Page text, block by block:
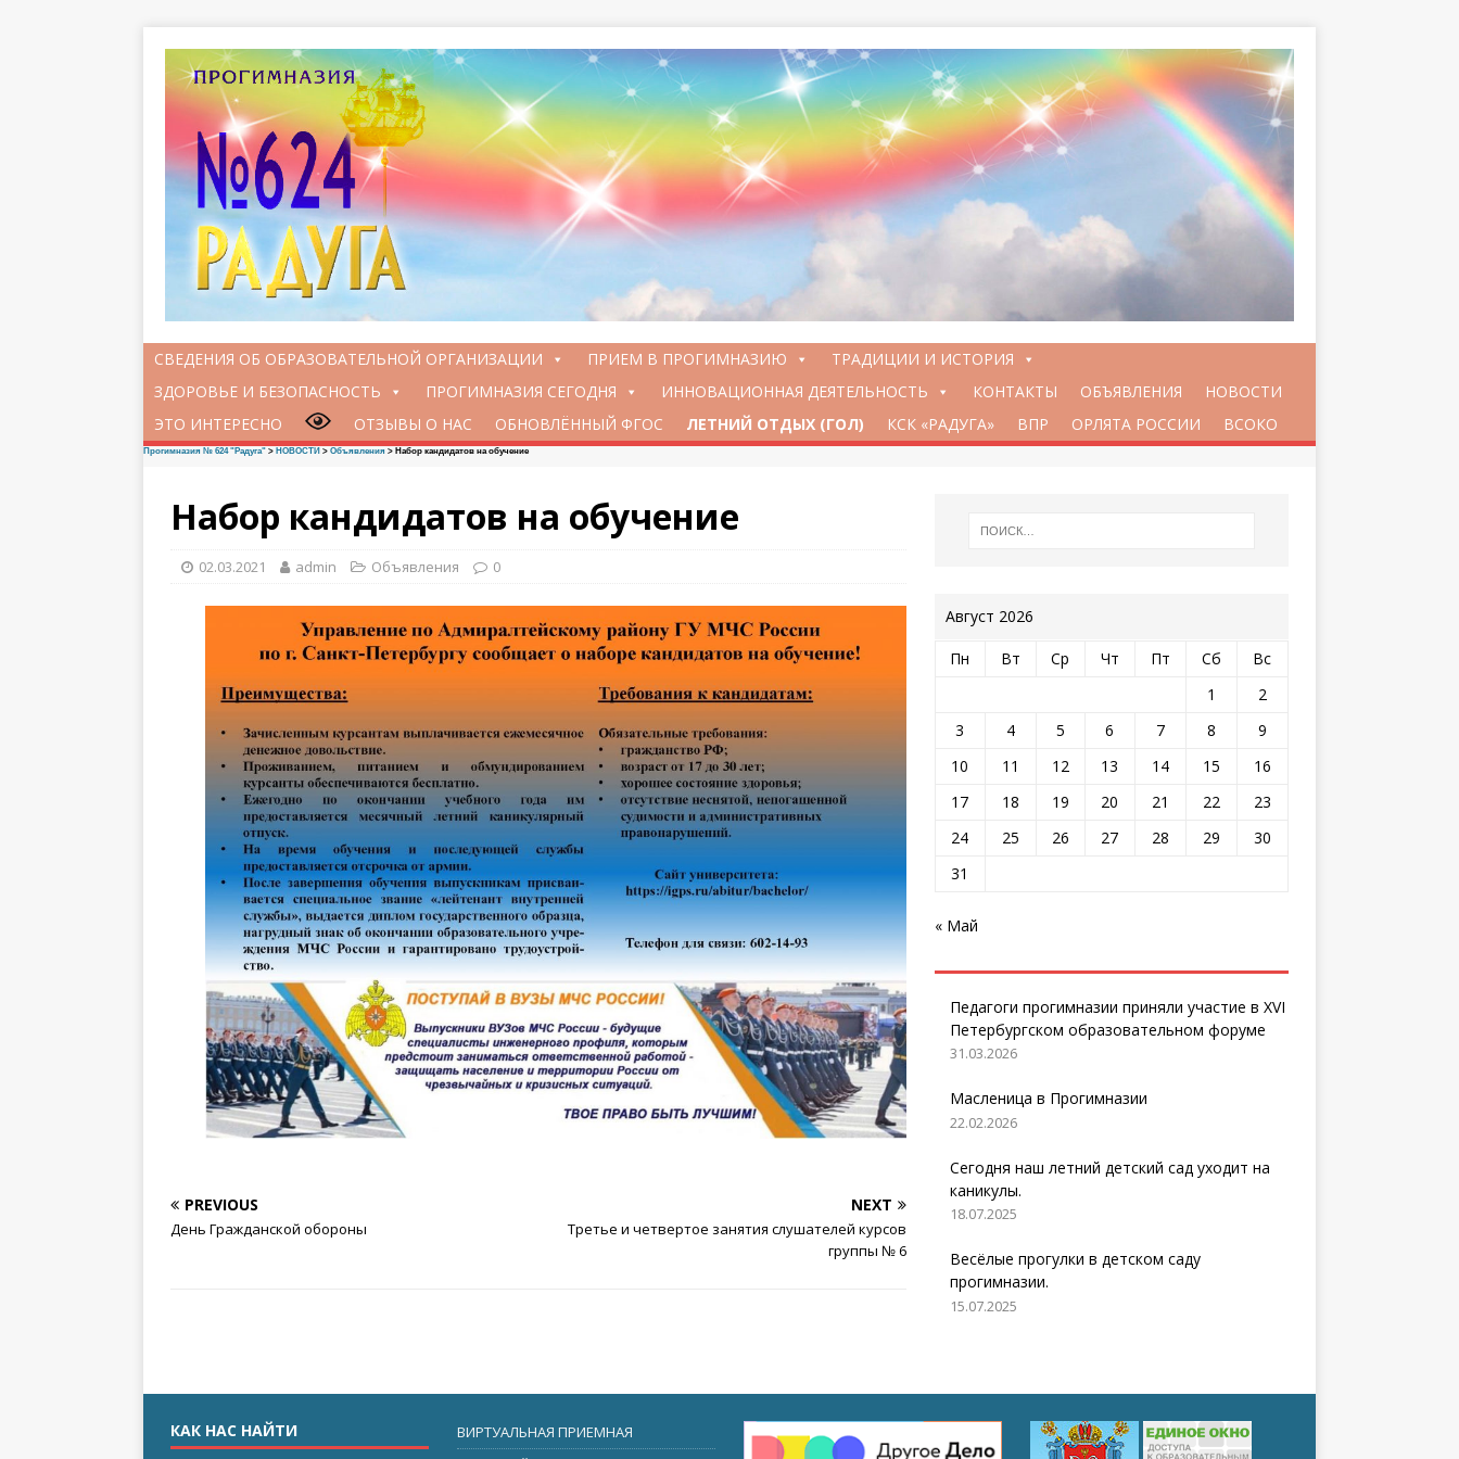
СВЕДЕНИЯ ОБ ОБРАЗОВАТЕЛЬНОЙ ОРГАНИЗАЦИИ ПРИЕМ В ПРОГИМНАЗИЮ
ТРАДИЦИИ И ИСТОРИЯ
ЗДОРОВЬЕ И БЕЗОПАСНОСТЬ
ПРОГИМНАЗИЯ СЕГОДНЯ ИННОВАЦИОННАЯ ДЕЯТЕЛЬНОСТЬ КОНТАКТЫ ОБЪЯВЛЕНИЯ
НОВОСТИ
ЭТО ИНТЕРЕСНО
ОТЗЫВЫ О НАС ОБНОВЛЁННЫЙ ФГОС ЛЕТНИЙ ОТДЫХ (ГОЛ) КСК «РАДУГА» ВПР ОРЛЯТА РОССИИ ВСОКО
Прогимназия № 624 "Радуга" > НОВОСТИ > Объявления > Набор кандидатов на обучение
Набор кандидатов на обучение
02.03.2021 admin Объявления 0
PREVIOUS
День Гражданской обороны
NEXT
Третье и четвертое занятия слушателей курсов
группы № 6
Август 2026
Пн Вт Ср Чт Пт Сб
Вс
1
2
3
4 5 6 7 8
9
10
11 12 13 14 15
16
17
18 19 20 21 22
23
24
25 26 27 28 29
30
31
« Май
Педагоги прогимназии приняли участие в XVI
Петербургском образовательном форуме
31.03.2026
Масленица в Прогимназии
22.02.2026
Сегодня наш летний детский сад уходит на
каникулы.
18.07.2025
Весёлые прогулки в детском саду
прогимназии.
15.07.2025
КАК НАС НАЙТИ
ВИРТУАЛЬНАЯ ПРИЕМНАЯ